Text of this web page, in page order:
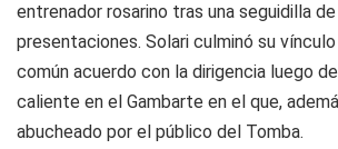
entrenador rosarino tras una seguidilla
presentaciones. Solari culminó su
común acuerdo con la dirigencia luego
caliente en el Gambarte en el que,
abucheado por el público del Tomba.